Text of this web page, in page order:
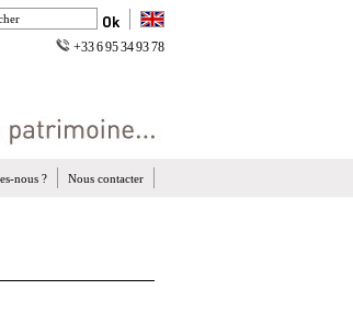
+33 6 95 34 93 78
Nous contacter
nous ?